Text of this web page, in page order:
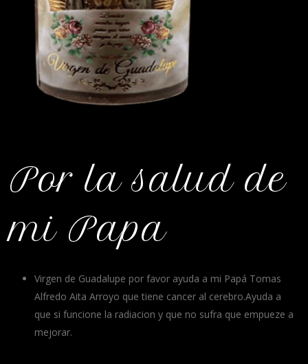
Por la salud de
mi Papa
Virgen de Guadalupe por favor ayuda a mi Papá Tomas
Alfredo Aita Arroyo que tiene cancer al cerebro.Ayuda a
que si funcione la radiacion y que no sufra que empueze a
mejorar.